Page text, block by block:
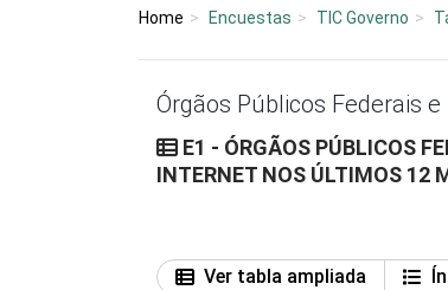
Home Encuestas TIC Governo
Órgãos Públicos Federais e
E1 - ÓRGÃOS PÚBLICOS
INTERNET NOS ÚLTIMOS 12
Ver tabla ampliada